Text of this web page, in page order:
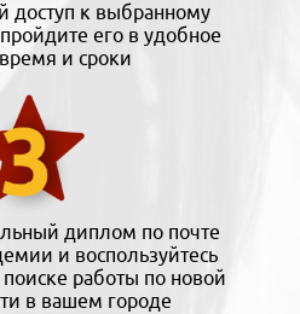
доступ к выбранному
его в удобное
и сроки
диплом по почте
и воспользуйтесь
работы по новой
в вашем городе